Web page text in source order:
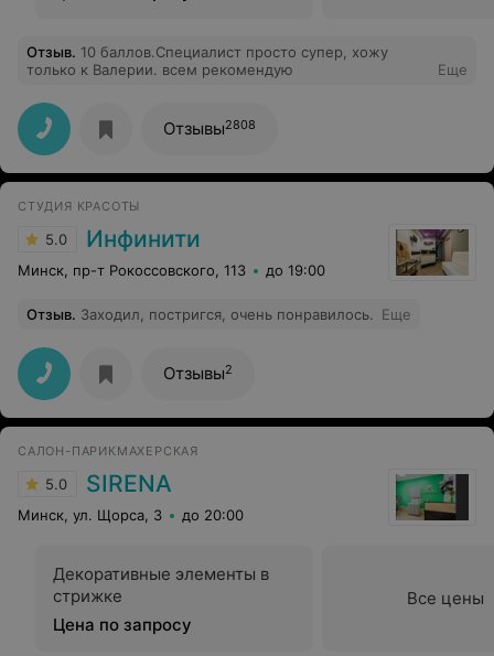
Отзыв. 10 баллов.Специалист просто супер, хожу
только к Валерии. всем рекомендую
Еще
Отзывы2808
СТУДИЯ КРАСОТЫ
5.0 Инфинити
Минск, пр-т Рокоссовского, 113 до 19:00
Отзыв. Заходил, постригся, очень понравилось. Еще
Отзывы2
САЛОН-ПАРИКМАХЕРСКАЯ
5.0 SIRENA
Минск, ул. Щорса, 3 до 20:00
Декоративные элементы в
стрижке
Цена по запросу
Все цены